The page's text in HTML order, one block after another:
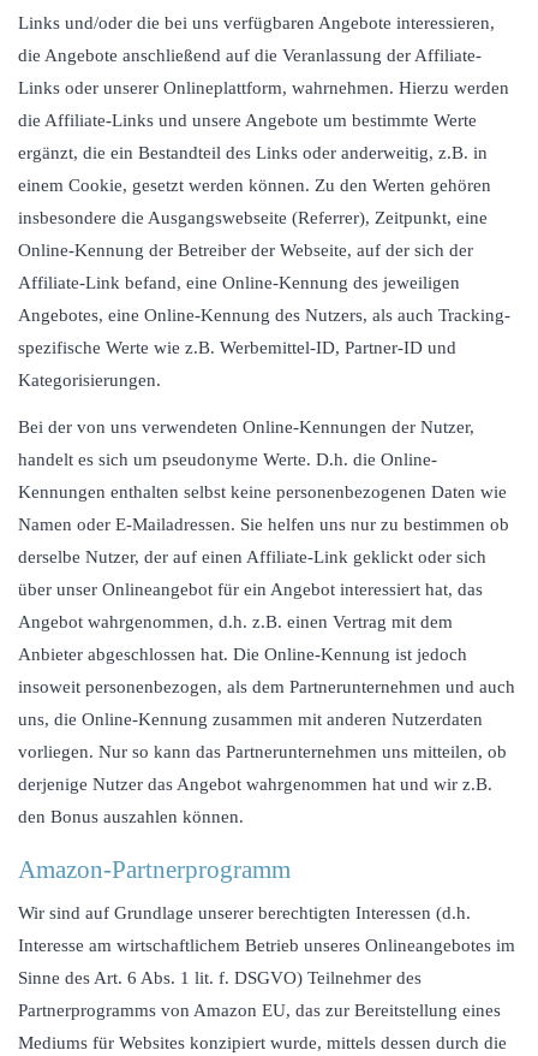
Links und/oder die bei uns verfügbaren Angebote interessieren,
die Angebote anschließend auf die Veranlassung der Affiliate-
Links oder unserer Onlineplattform, wahrnehmen. Hierzu werden
die Affiliate-Links und unsere Angebote um bestimmte Werte
ergänzt, die ein Bestandteil des Links oder anderweitig, z.B. in
einem Cookie, gesetzt werden können. Zu den Werten gehören
insbesondere die Ausgangswebseite (Referrer), Zeitpunkt, eine
Online-Kennung der Betreiber der Webseite, auf der sich der
Affiliate-Link befand, eine Online-Kennung des jeweiligen
Angebotes, eine Online-Kennung des Nutzers, als auch Tracking-
spezifische Werte wie z.B. Werbemittel-ID, Partner-ID und
Kategorisierungen.
Bei der von uns verwendeten Online-Kennungen der Nutzer,
handelt es sich um pseudonyme Werte. D.h. die Online-
Kennungen enthalten selbst keine personenbezogenen Daten wie
Namen oder E-Mailadressen. Sie helfen uns nur zu bestimmen ob
derselbe Nutzer, der auf einen Affiliate-Link geklickt oder sich
über unser Onlineangebot für ein Angebot interessiert hat, das
Angebot wahrgenommen, d.h. z.B. einen Vertrag mit dem
Anbieter abgeschlossen hat. Die Online-Kennung ist jedoch
insoweit personenbezogen, als dem Partnerunternehmen und auch
uns, die Online-Kennung zusammen mit anderen Nutzerdaten
vorliegen. Nur so kann das Partnerunternehmen uns mitteilen, ob
derjenige Nutzer das Angebot wahrgenommen hat und wir z.B.
den Bonus auszahlen können.
Amazon-Partnerprogramm
Wir sind auf Grundlage unserer berechtigten Interessen (d.h.
Interesse am wirtschaftlichem Betrieb unseres Onlineangebotes im
Sinne des Art. 6 Abs. 1 lit. f. DSGVO) Teilnehmer des
Partnerprogramms von Amazon EU, das zur Bereitstellung eines
Mediums für Websites konzipiert wurde, mittels dessen durch die